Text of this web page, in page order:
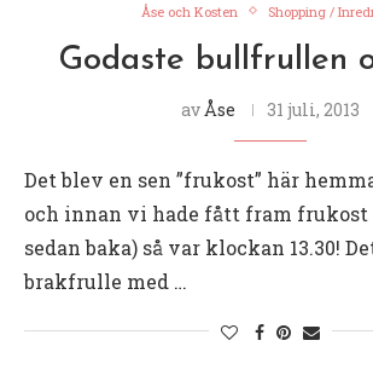
Åse och Kosten Shopping /
Godaste bullfrullen
av Åse 31 juli, 2013
Det blev en sen ”frukost” här
och innan vi hade fått fram frukost
sedan baka) så var klockan 13.30!
brakfrulle med …